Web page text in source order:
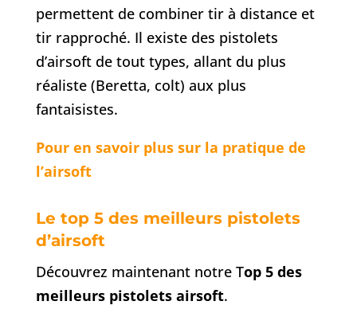
permettent de combiner tir à distance et
tir rapproché. Il existe des pistolets
d’airsoft de tout types, allant du plus
réaliste (Beretta, colt) aux plus
fantaisistes.
Pour en savoir plus sur la pratique de
l’airsoft
Le top 5 des meilleurs pistolets
d’airsoft
Découvrez maintenant notre Top 5 des
meilleurs pistolets airsoft.